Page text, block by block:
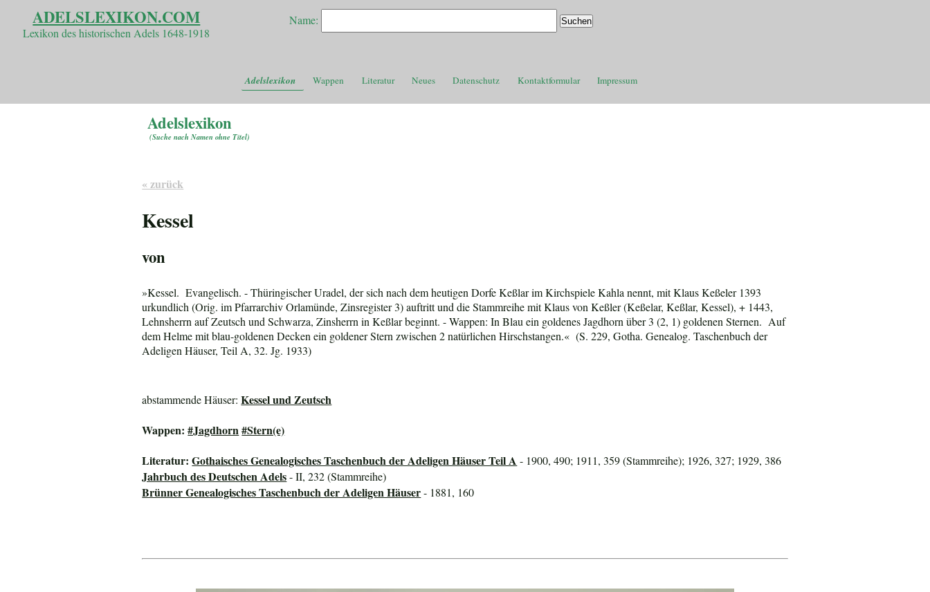
ADELSLEXIKON.COM
Lexikon des historischen Adels 1648-1918
Name:
Adelslexikon Wappen Literatur Neues Datenschutz Kontaktformular Impressum
Adelslexikon
(Suche nach Namen ohne Titel)
« zurück
Kessel
von
»Kessel. Evangelisch. - Thüringischer Uradel, der sich nach dem heutigen Dorfe Keßlar im Kirchspiele Kahla nennt, mit Klaus Keßeler 1393
urkundlich (Orig. im Pfarrarchiv Orlamünde, Zinsregister 3) auftritt und die Stammreihe mit Klaus von Keßler (Keßelar, Keßlar, Kessel), + 1443,
Lehnsherrn auf Zeutsch und Schwarza, Zinsherrn in Keßlar beginnt. - Wappen: In Blau ein goldenes Jagdhorn über 3 (2, 1) goldenen Sternen. Auf
dem Helme mit blau-goldenen Decken ein goldener Stern zwischen 2 natürlichen Hirschstangen.« (S. 229, Gotha. Genealog. Taschenbuch der
Adeligen Häuser, Teil A, 32. Jg. 1933)
abstammende Häuser:Kessel und Zeutsch
Wappen:#Jagdhorn #Stern(e)
Literatur:Gothaisches Genealogisches Taschenbuch der Adeligen Häuser Teil A - 1900, 490; 1911, 359 (Stammreihe); 1926, 327; 1929, 386
Jahrbuch des Deutschen Adels- II, 232 (Stammreihe)
Brünner Genealogisches Taschenbuch der Adeligen Häuser- 1881, 160